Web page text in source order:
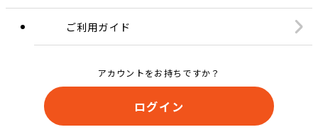
ご利用ガイド
アカウントをお持ちですか？
ログイン